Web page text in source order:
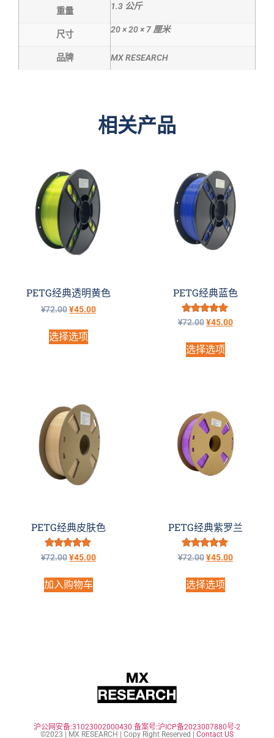
重量 1.3 公斤
尺寸 20 × 20 × 7 厘米
品牌 MX RESEARCH
相关产品
PETG经典透明黄色
¥72.00¥45.00
选择选项
PETG经典蓝色
评分
5.00
¥72.00¥45.00
选择选项
PETG经典皮肤色
评分
5.00
¥72.00¥45.00
加入购物车
PETG经典紫罗兰
评分
5.00
¥72.00¥45.00
选择选项
沪公网安备:31023002000430 备案号:沪ICP备2023007880号-2
©2023 | MX RESEARCH | Copy Right Reserved | Contact US